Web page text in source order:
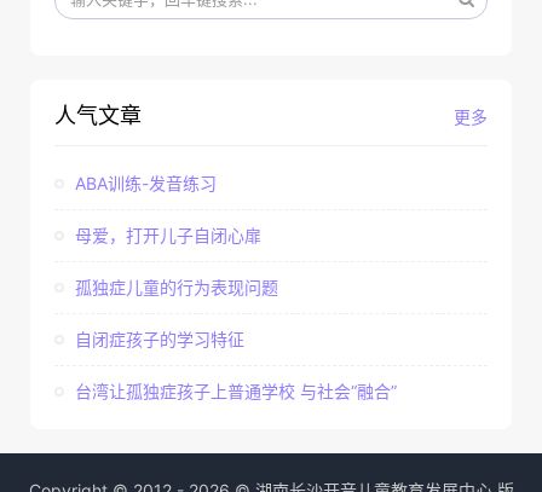
更多
人气文章
ABA训练-发音练习
母爱，打开儿子自闭心扉
孤独症儿童的行为表现问题
自闭症孩子的学习特征
台湾让孤独症孩子上普通学校 与社会“融合”